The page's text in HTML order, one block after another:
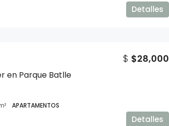
Detalles
en Parque Batlle
$ $28,000
APARTAMENTOS
Detalles